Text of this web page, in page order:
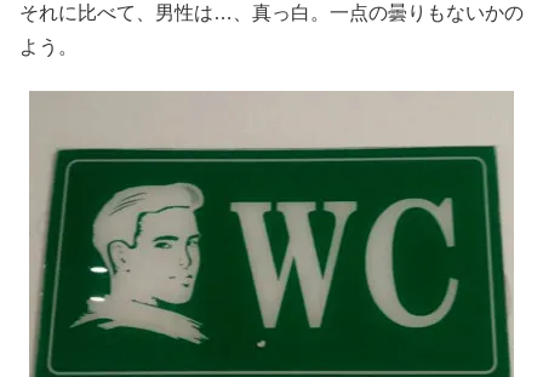
それに比べて、男性は…、真っ白。一点の曇りもないかの
よう。